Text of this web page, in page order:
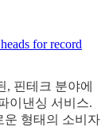
for record
, 핀테크 분야에
이낸싱 서비스.
운 형태의 소비자